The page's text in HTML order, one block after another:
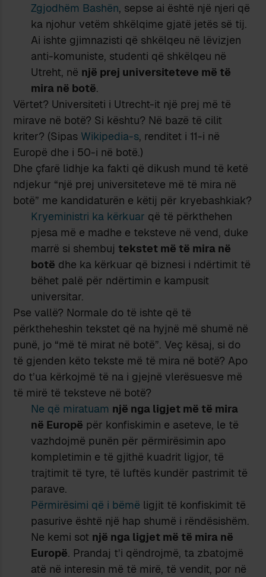
Zgjodhëm Bashën, sepse ai është një njeri që
ka njohur vetëm shkëlqime gjatë jetës së tij.
Ai ishte gjimnazisti që shkëlqeu në lëvizjen
anti-komuniste, studenti që shkëlqeu në
Utreht, në një prej universiteteve më të
mira në botë.
Vërtet? Universiteti i Utrecht-it një prej më të
mirave në botë? Si kështu? Në bazë të cilit
kriter? (Sipas Wikipedia-s, renditet i 11-i në
Europë dhe i 50-i në botë.)
Dhe çfarë lidhje ka fakti që dikush mund të ketë
ndjekur “një prej universiteteve më të mira në
botë” me kandidaturën e këtij për kryebashkiak?
Kryeministri ka kërkuar që të përkthehen
pjesa më e madhe e teksteve në vend, duke
marrë si shembuj tekstet më të mira në
botë dhe ka kërkuar që biznesi i ndërtimit të
bëhet palë për ndërtimin e kampusit
universitar.
Pse vallë? Normale do të ishte që të
përktheheshin tekstet që na hyjnë më shumë në
punë, jo “më të mirat në botë”. Veç kësaj, si do
të gjenden këto tekste më të mira në botë? Apo
do t’ua kërkojmë të na i gjejnë vlerësuesve më
të mirë të teksteve në botë?
Ne që miratuam një nga ligjet më të mira
në Europë për konfiskimin e aseteve, le të
vazhdojmë punën për përmirësimin apo
kompletimin e të gjithë kuadrit ligjor, të
trajtimit të tyre, të luftës kundër pastrimit të
parave.
Përmirësimi që i bëmë ligjit të konfiskimit të
pasurive është një hap shumë i rëndësishëm.
Ne kemi sot një nga ligjet më të mira në
Europë. Prandaj t’i qëndrojmë, ta zbatojmë
atë në interesin më të mirë, të vendit, por në